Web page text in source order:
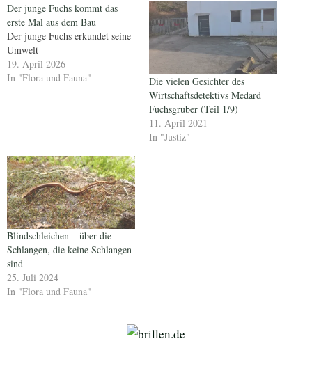
Der junge Fuchs kommt das
erste Mal aus dem Bau
Der junge Fuchs erkundet seine
Umwelt
19. April 2026
In "Flora und Fauna"
Die vielen Gesichter des
Wirtschaftsdetektivs Medard
Fuchsgruber (Teil 1/9)
11. April 2021
In "Justiz"
Blindschleichen – über die
Schlangen, die keine Schlangen
sind
25. Juli 2024
In "Flora und Fauna"